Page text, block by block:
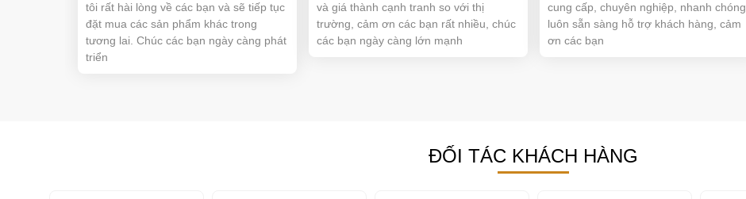
tôi rất hài lòng về các bạn và sẽ tiếp tục
đặt mua các sản phẩm khác trong
tương lai. Chúc các bạn ngày càng phát
triển
và giá thành cạnh tranh so với thị
trường, cảm ơn các bạn rất nhiều, chúc
các bạn ngày càng lớn mạnh
cung cấp, chuyên nghiệp, nhanh chóng,
luôn sẵn sàng hỗ trợ khách hàng, cảm
ơn các bạn
ĐỐI TÁC KHÁCH HÀNG